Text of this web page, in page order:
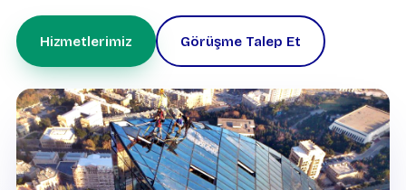
Hizmetlerimiz Görüşme Talep Et